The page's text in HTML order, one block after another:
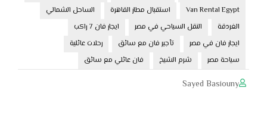
Van Rental Egypt
استقبال مطار القاهرة
الساحل الشمالي
الغردقة
النقل السياحي في مصر
ايجار فان 7 راكب
ايجار فان في مصر
تأجير فان مع سائق
رحلات عائلية
سياحة مصر
شرم الشيخ فان عائلي مع سائق
Sayed Basiouny